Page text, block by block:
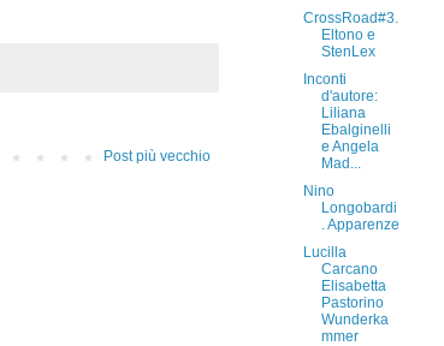
Post più vecchio
CrossRoad#3.
Eltono e
StenLex
Inconti
d'autore:
Liliana
Ebalginelli
e Angela
Mad...
Nino
Longobardi
. Apparenze
Lucilla
Carcano
Elisabetta
Pastorino
Wunderka
mmer